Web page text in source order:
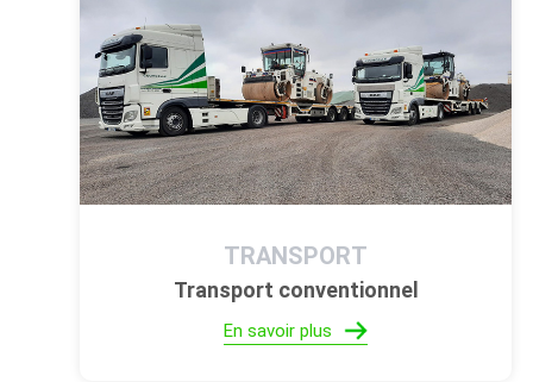
TRANSPORT
Transport conventionnel
En savoir plus